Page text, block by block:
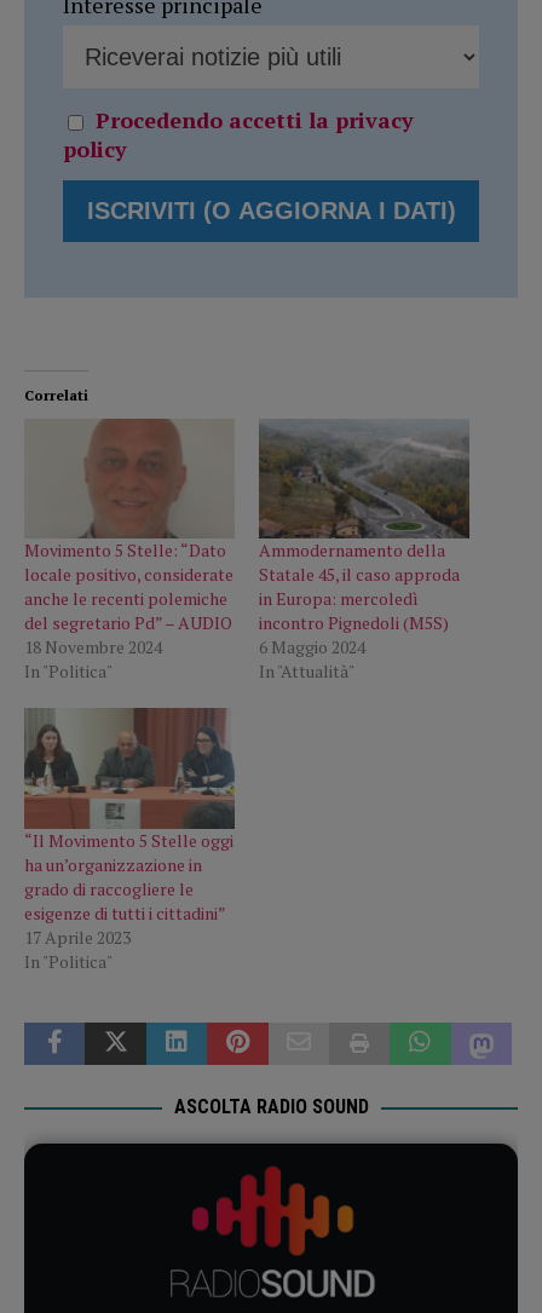
Procedendo accetti la privacy
policy
Correlati
Movimento 5 Stelle: “Dato
locale positivo, considerate
anche le recenti polemiche
del segretario Pd” – AUDIO
18 Novembre 2024
In "Politica"
Ammodernamento della
Statale 45, il caso approda
in Europa: mercoledì
incontro Pignedoli (M5S)
6 Maggio 2024
In "Attualità"
“Il Movimento 5 Stelle oggi
ha un’organizzazione in
grado di raccogliere le
esigenze di tutti i cittadini”
17 Aprile 2023
In "Politica"
ASCOLTA RADIO SOUND